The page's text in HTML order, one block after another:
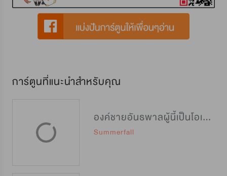
การ์ตูนที่แนะนำสำหรับคุณ
องค์ชายอันธพาลผู้นี้เป็นโอเมก้า
Summerfall